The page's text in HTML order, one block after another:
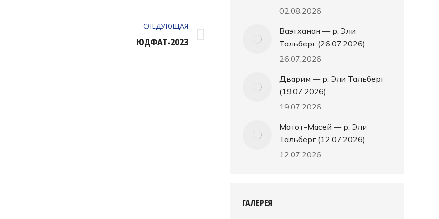
СЛЕДУЮЩАЯ
ЮДФАТ-2023
02.08.2026
Ваэтханан — р. Эли
Тальберг (26.07.2026)
26.07.2026
Дварим — р. Эли Тальберг
(19.07.2026)
19.07.2026
Матот-Масей — р. Эли
Тальберг (12.07.2026)
12.07.2026
ГАЛЕРЕЯ